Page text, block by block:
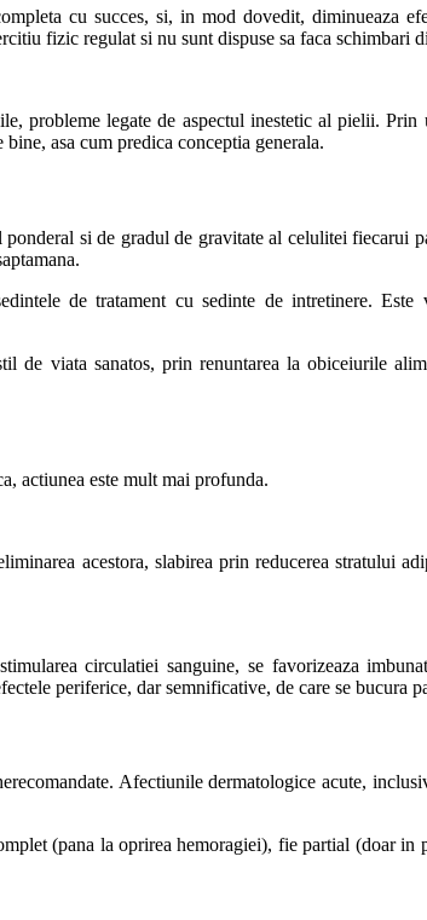
cu succes, si, in mod dovedit, diminueaza
fizic regulat si nu sunt dispuse sa faca schimbari
probleme legate de aspectul inestetic al pielii.
asa cum predica conceptia generala.
si de gradul de gravitate al celulitei
de tratament cu sedinte de intretinere.
de viata sanatos, prin renuntarea la obiceiurile
actiunea este mult mai profunda.
acestora, slabirea prin reducerea stratului
circulatiei sanguine, se favorizeaza
periferice, dar semnificative, de care se bucura
Afectiunile dermatologice acute,
(pana la oprirea hemoragiei), fie partial (doar